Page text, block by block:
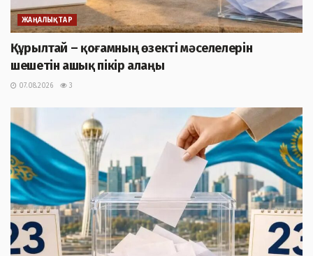
ЖАҢАЛЫҚТАР
Құрылтай – қоғамның өзекті мәселелерін
шешетін ашық пікір алаңы
07.08.2026 3